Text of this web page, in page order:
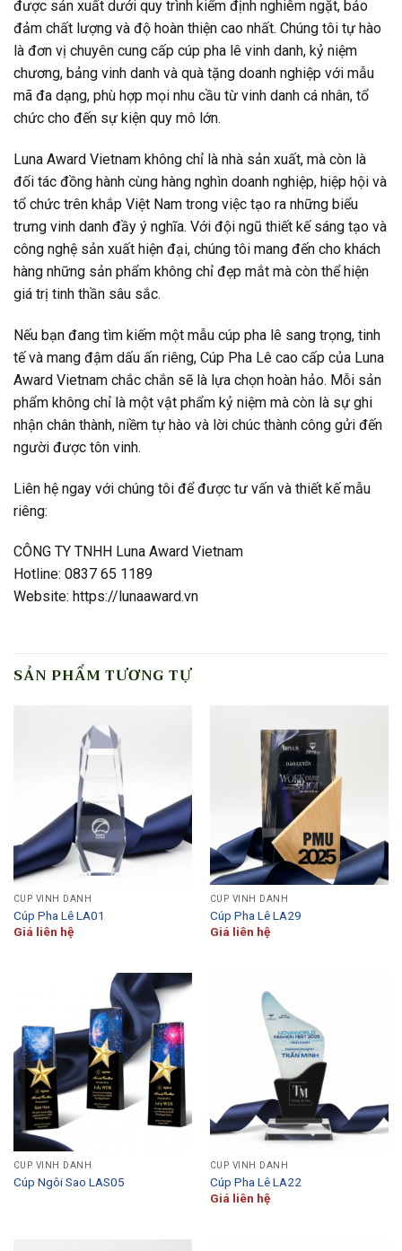
được sản xuất dưới quy trình kiểm định nghiêm ngặt, bảo
đảm chất lượng và độ hoàn thiện cao nhất. Chúng tôi tự hào
là đơn vị chuyên cung cấp cúp pha lê vinh danh, kỷ niệm
chương, bảng vinh danh và quà tặng doanh nghiệp với mẫu
mã đa dạng, phù hợp mọi nhu cầu từ vinh danh cá nhân, tổ
chức cho đến sự kiện quy mô lớn.
Luna Award Vietnam không chỉ là nhà sản xuất, mà còn là
đối tác đồng hành cùng hàng nghìn doanh nghiệp, hiệp hội và
tổ chức trên khắp Việt Nam trong việc tạo ra những biểu
trưng vinh danh đầy ý nghĩa. Với đội ngũ thiết kế sáng tạo và
công nghệ sản xuất hiện đại, chúng tôi mang đến cho khách
hàng những sản phẩm không chỉ đẹp mắt mà còn thể hiện
giá trị tinh thần sâu sắc.
Nếu bạn đang tìm kiếm một mẫu cúp pha lê sang trọng, tinh
tế và mang đậm dấu ấn riêng, Cúp Pha Lê cao cấp của Luna
Award Vietnam chắc chắn sẽ là lựa chọn hoàn hảo. Mỗi sản
phẩm không chỉ là một vật phẩm kỷ niệm mà còn là sự ghi
nhận chân thành, niềm tự hào và lời chúc thành công gửi đến
người được tôn vinh.
Liên hệ ngay với chúng tôi để được tư vấn và thiết kế mẫu
riêng:
CÔNG TY TNHH Luna Award Vietnam
Hotline: 0837 65 1189
Website: https://lunaaward.vn
SẢN PHẨM TƯƠNG TỰ
CÚP VINH DANH
Cúp Pha Lê LA01
Giá liên hệ
CÚP VINH DANH
Cúp Pha Lê LA29
Giá liên hệ
CÚP VINH DANH
Cúp Ngôi Sao LAS05
CÚP VINH DANH
Cúp Pha Lê LA22
Giá liên hệ